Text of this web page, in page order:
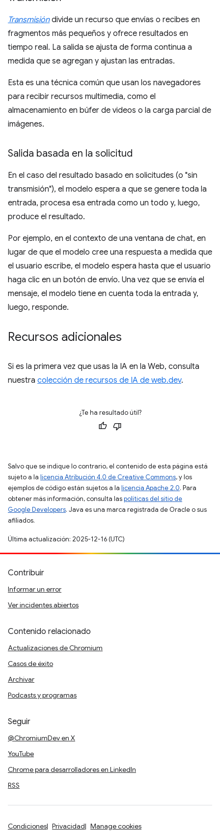
Transmisióndivide un recurso que envías o recibes en
fragmentos más pequeños y ofrece resultados en
tiempo real. La salida se ajusta de forma continua a
medida que se agregan y ajustan las entradas.
Esta es una técnica común que usan los navegadores
para recibir recursos multimedia, como el
almacenamiento en búfer de videos o la carga parcial de
imágenes.
Salida basada en la solicitud
En el caso del resultado basado en solicitudes (o "sin
transmisión"), el modelo espera a que se genere toda la
entrada, procesa esa entrada como un todo y, luego,
produce el resultado.
Por ejemplo, en el contexto de una ventana de chat, en
lugar de que el modelo cree una respuesta a medida que
el usuario escribe, el modelo espera hasta que el usuario
haga clic en un botón de envío. Una vez que se envía el
mensaje, el modelo tiene en cuenta toda la entrada y,
luego, responde.
Recursos adicionales
Si es la primera vez que usas la IA en la Web, consulta
nuestra colección de recursos de IA de web.dev.
¿Te ha resultado útil?
Salvo que se indique lo contrario, el contenido de esta página está
sujeto a la licencia Atribución 4.0 de Creative Commons, y los
ejemplos de código están sujetos a la licencia Apache 2.0. Para
obtener más información, consulta laspolíticas del sitio de
Google Developers. Java es una marca registrada de Oracle o sus
afiliados.
Última actualización: 2025-12-16 (UTC)
Contribuir
Informar un error
Ver incidentes abiertos
Contenido relacionado
Actualizaciones de Chromium
Casos de éxito
Archivar
Podcasts y programas
Seguir
@ChromiumDev en X
YouTube
Chrome para desarrolladores en LinkedIn
RSS
Condiciones Privacidad Manage cookies